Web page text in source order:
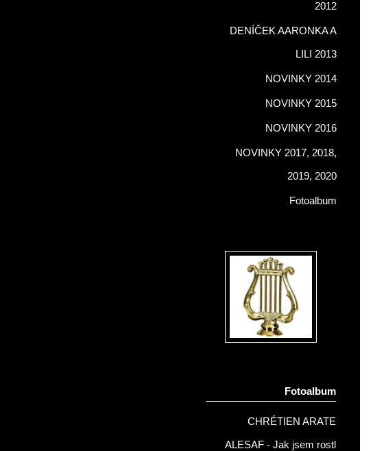
2012
DENÍČEK AARONKA A
LILI 2013
NOVINKY 2014
NOVINKY 2015
NOVINKY 2016
NOVINKY 2017, 2018,
2019, 2020
Fotoalbum
Fotoalbum
CHRÉTIEN ARATE
ALESAF - Jak jsem rostl